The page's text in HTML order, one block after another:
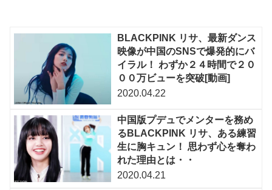
BLACKPINK リサ、最新ダンス
映像が中国のSNSで爆発的にバ
イラル！ わずか２４時間で２０
００万ビューを突破[動画]
2020.04.22
中国版プデュでメンターを務め
るBLACKPINK リサ、ある練習
生に胸キュン！ 思わず心を奪わ
れた理由とは・・
2020.04.21